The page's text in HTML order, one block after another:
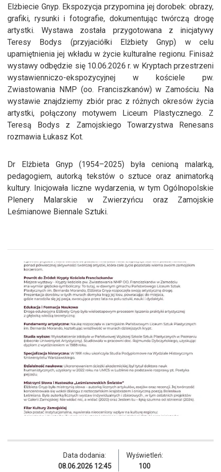
Elżbiecie Gnyp. Ekspozycja przypomina jej dorobek: obrazy,
grafiki, rysunki i fotografie, dokumentując twórczą drogę
artystki. Wystawa została przygotowana z inicjatywy
Teresy Bodys (przyjaciółki Elżbiety Gnyp) w celu
upamiętnienia jej wkładu w życie kulturalne regionu. Finisaż
wystawy odbędzie się 10.06.2026 r. w Kryptach przestrzeni
wystawienniczo-ekspozycyjnej w kościele pw.
Zwiastowania NMP (oo. Franciszkanów) w Zamościu. Na
wystawie znajdziemy zbiór prac z różnych okresów życia
artystki, połączony motywem Liceum Plastycznego. Z
Teresą Bodys z Zamojskiego Towarzystwa Renesans
rozmawia Łukasz Kot.
Dr Elżbieta Gnyp (1954–2025) była cenioną malarką,
pedagogiem, autorką tekstów o sztuce oraz animatorką
kultury. Inicjowała liczne wydarzenia, w tym Ogólnopolskie
Plenery Malarskie w Zwierzyńcu oraz Zamojskie
Leśmianowe Biennale Sztuki.
Data dodania:
08.06.2026 12:45
Wyświetleń:
100